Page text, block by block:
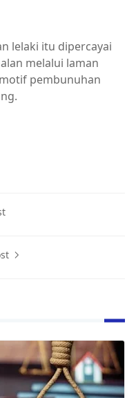
lelaki itu dipercayai
melalui laman
pembunuhan